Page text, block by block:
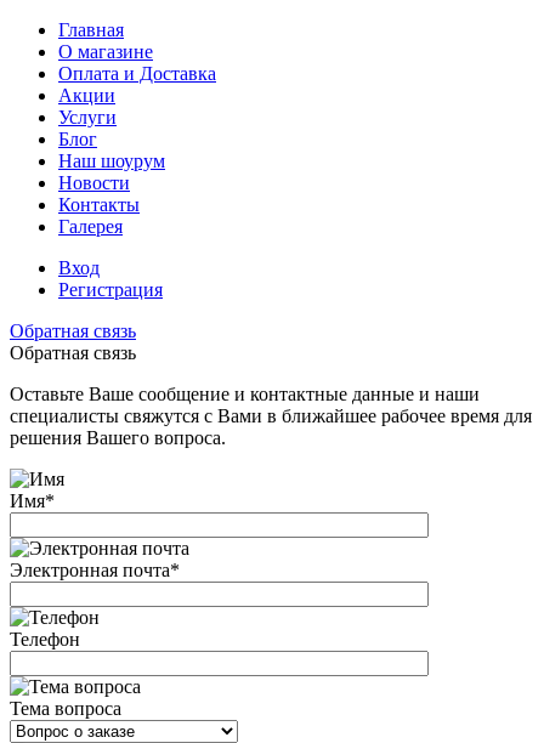
Главная
О магазине
Оплата и Доставка
Акции
Услуги
Блог
Наш шоурум
Новости
Контакты
Галерея
Вход
Регистрация
Обратная связь
Обратная связь
Оставьте Ваше сообщение и контактные данные и наши
специалисты свяжутся с Вами в ближайшее рабочее время для
решения Вашего вопроса.
Имя*
Электронная почта*
Телефон
Тема вопроса